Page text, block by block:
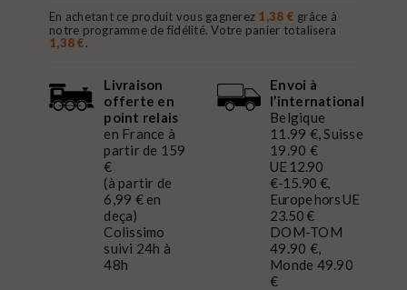
En achetant ce produit vous gagnerez 1,38 € grâce à
notre programme de fidélité. Votre panier totalisera
1,38 €.
Livraison
offerte en
point relais
en France à
partir de 159
€
(à partir de
6,99 € en
deça)
Colissimo
suivi 24h à
48h
Envoi à
l’international
Belgique
11.99 €, Suisse
19.90 €
UE 12.90
€-15.90 €,
Europe hors UE
23.50 €
DOM-TOM
49.90 €,
Monde 49.90
€